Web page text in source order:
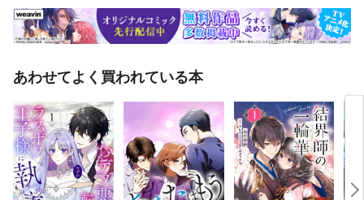
あわせてよく買われている本